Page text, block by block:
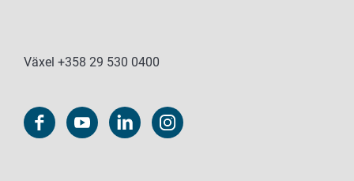
Växel +358 29 530 0400